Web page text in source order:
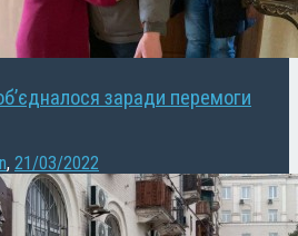
заради перемоги
, 21/03/2022